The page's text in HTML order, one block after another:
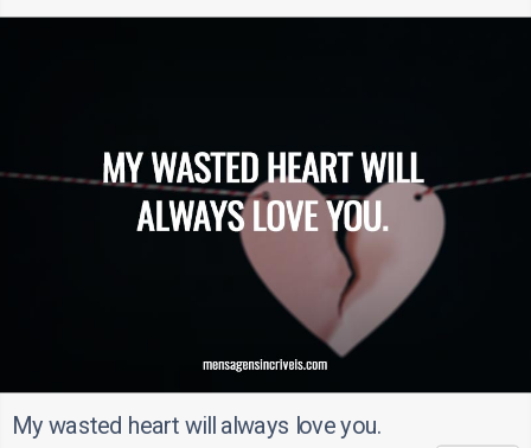
My wasted heart will always love you.